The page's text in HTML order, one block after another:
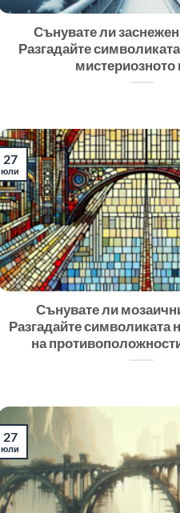
Сънувате ли
Разгадайте
мистериозното
Сънувате ли
Разгадайте символиката
на
27
юли
27
юли